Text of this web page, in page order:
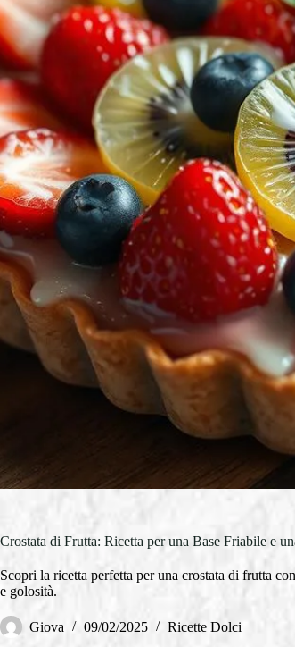
Crostata di Frutta: Ricetta per una Base Friabile e
Scopri la ricetta perfetta per una crostata di frutta
e golosità.
Giova 09/02/2025 Ricette Dolci